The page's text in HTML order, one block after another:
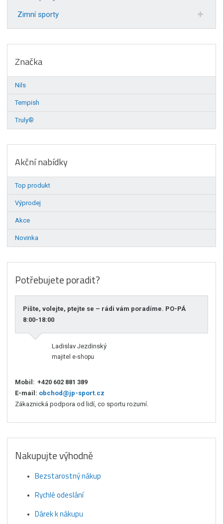
Zimní sporty
Značka
Nils
Tempish
Truly®
Akční nabídky
Top produkt
Výprodej
Akce
Novinka
Potřebujete poradit?
Pište, volejte, ptejte se – rádi vám poradíme. PO-PÁ
8:00-18:00
Ladislav Jezdinský
majitel e-shopu
Mobil: +420 602 881 389
E-mail: obchod@jp-sport.cz
Zákaznická podpora od lidí, co sportu rozumí.
Nakupujte výhodně
Bezstarostný nákup
Rychlé odeslání
Dárek k nákupu